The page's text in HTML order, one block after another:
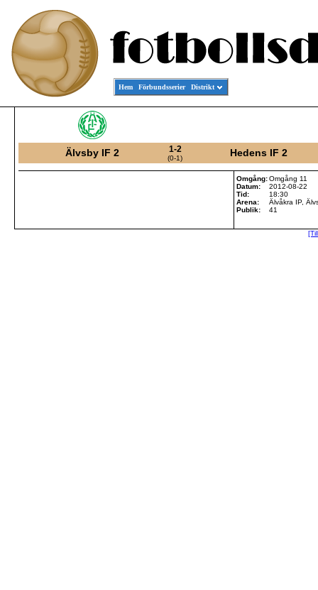
Hem Förbundsserier Distrikt
Älvsby IF 2 1-2
(0-1) Hedens IF 2
Omgång:Omgång 11
Datum:
2012-08-22
Tid:
18:30
Arena:
Älvåkra IP,
Publik:
41